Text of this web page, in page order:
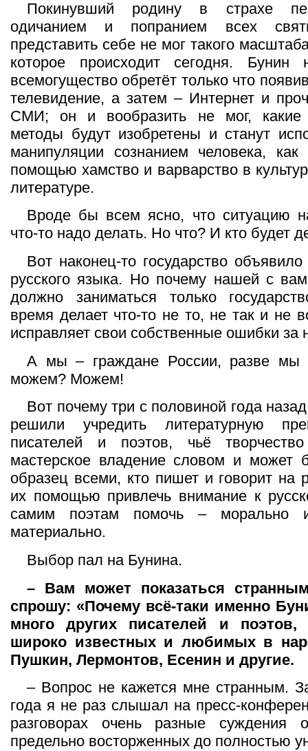
Покинувший родину в страхе
одичанием и попранием всех
представить себе не мог такого
которое происходит сегодня. Бунин
всемогущество обретёт только что
телевидение, а затем – Интернет и
СМИ; он и вообразить не мог, какие
методы будут изобретены и станут
манипуляции сознанием человека,
помощью хамство и варварство в
литературе.
Вроде бы всем ясно, что ситуацию
что-то надо делать. Но что? И кто будет
Вот наконец-то государство
русского языка. Но почему нашей с
должно заниматься только
время делает что-то не то, не так и не
исправляет свои собственные ошибки за
А мы – граждане России, разве мы
можем? Можем!
Вот почему три с половиной года
решили учредить литературную
писателей и поэтов, чьё
мастерское владение словом и может
образец всеми, кто пишет и говорит на
их помощью привлечь внимание к
самим поэтам помочь – морально
материально.
Выбор пал на Бунина.
– Вам может показаться
спрошу: «Почему всё-таки именно
много других писателей и поэтов,
широко известных и любимых в
Пушкин, Лермонтов, Есенин и другие.
– Вопрос не кажется мне странным.
года я не раз слышал на пресс-
разговорах очень разные
предельно восторженных до полностью